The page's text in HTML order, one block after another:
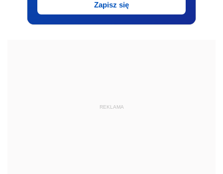
Zapisz się
REKLAMA